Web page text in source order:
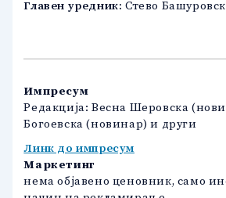
Главен уредник: Стево
Импресум
Редакција: Весна Шеровска
Богоевска (новинар) и други
Линк до импресум
Маркетинг
нема објавено ценовник, само